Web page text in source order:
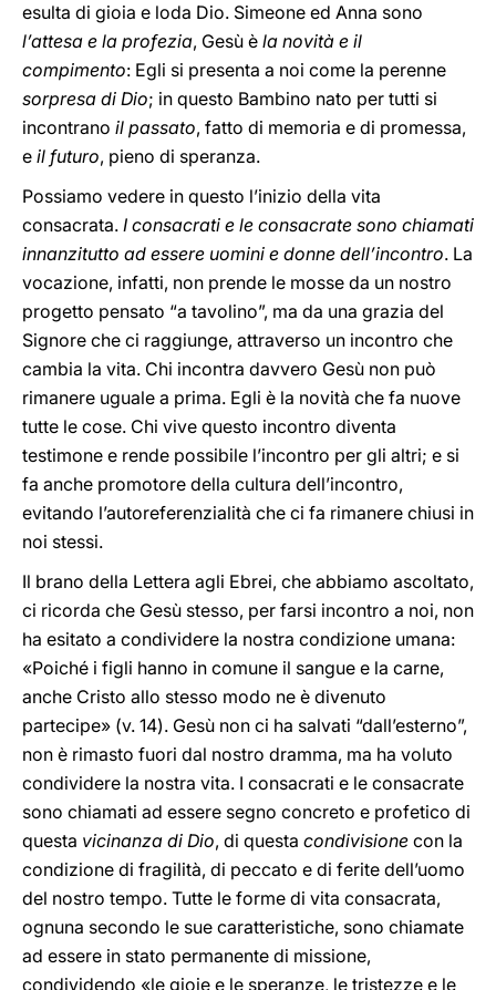
esulta di gioia e loda Dio. Simeone ed Anna sono
l’attesa e la profezia, Gesù è la novità e il
compimento: Egli si presenta a noi come la perenne
sorpresa di Dio; in questo Bambino nato per tutti si
incontrano il passato, fatto di memoria e di promessa,
e il futuro, pieno di speranza.
Possiamo vedere in questo l’inizio della vita
consacrata. I consacrati e le consacrate sono chiamati
innanzitutto ad essere uomini e donne dell’incontro. La
vocazione, infatti, non prende le mosse da un nostro
progetto pensato “a tavolino”, ma da una grazia del
Signore che ci raggiunge, attraverso un incontro che
cambia la vita. Chi incontra davvero Gesù non può
rimanere uguale a prima. Egli è la novità che fa nuove
tutte le cose. Chi vive questo incontro diventa
testimone e rende possibile l’incontro per gli altri; e si
fa anche promotore della cultura dell’incontro,
evitando l’autoreferenzialità che ci fa rimanere chiusi in
noi stessi.
Il brano della Lettera agli Ebrei, che abbiamo ascoltato,
ci ricorda che Gesù stesso, per farsi incontro a noi, non
ha esitato a condividere la nostra condizione umana:
«Poiché i figli hanno in comune il sangue e la carne,
anche Cristo allo stesso modo ne è divenuto
partecipe» (v. 14). Gesù non ci ha salvati “dall’esterno”,
non è rimasto fuori dal nostro dramma, ma ha voluto
condividere la nostra vita. I consacrati e le consacrate
sono chiamati ad essere segno concreto e profetico di
questa vicinanza di Dio, di questa condivisione con la
condizione di fragilità, di peccato e di ferite dell’uomo
del nostro tempo. Tutte le forme di vita consacrata,
ognuna secondo le sue caratteristiche, sono chiamate
ad essere in stato permanente di missione,
condividendo «le gioie e le speranze, le tristezze e le